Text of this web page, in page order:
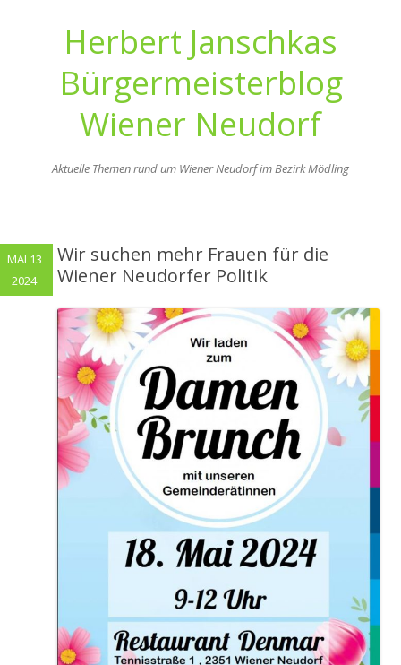
Herbert Janschkas
Bürgermeisterblog
Wiener Neudorf
Aktuelle Themen rund um Wiener Neudorf im Bezirk Mödling
Wir suchen mehr Frauen für die
Wiener Neudorfer Politik
MAI 13
2024